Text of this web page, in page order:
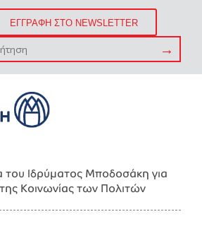
ΕΓΓΡΑΦΗ ΣΤΟ NEWSLETTER
Ιδρύματος Μποδοσάκη για
Kοινωνίας των Πολιτών